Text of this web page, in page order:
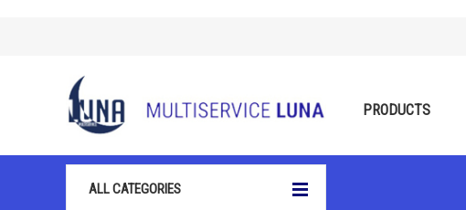
PRODUCTS
ALL CATEGORIES